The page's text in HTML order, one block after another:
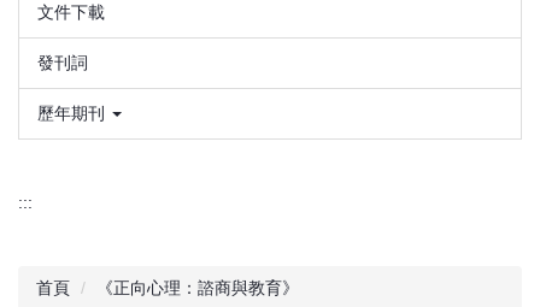
文件下載
發刊詞
歷年期刊
:::
首頁 《正向心理：諮商與教育》